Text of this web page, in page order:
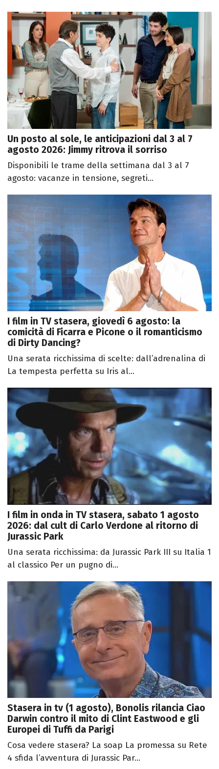
Un posto al sole, le anticipazioni dal 3 al 7
agosto 2026: Jimmy ritrova il sorriso
Disponibili le trame della settimana dal 3 al 7
agosto: vacanze in tensione, segreti...
I film in TV stasera, giovedì 6 agosto: la
comicità di Ficarra e Picone o il romanticismo
di Dirty Dancing?
Una serata ricchissima di scelte: dall’adrenalina di
La tempesta perfetta su Iris al...
I film in onda in TV stasera, sabato 1 agosto
2026: dal cult di Carlo Verdone al ritorno di
Jurassic Park
Una serata ricchissima: da Jurassic Park III su Italia 1
al classico Per un pugno di...
Stasera in tv (1 agosto), Bonolis rilancia Ciao
Darwin contro il mito di Clint Eastwood e gli
Europei di Tuffi da Parigi
Cosa vedere stasera? La soap La promessa su Rete
4 sfida l’avventura di Jurassic Par...